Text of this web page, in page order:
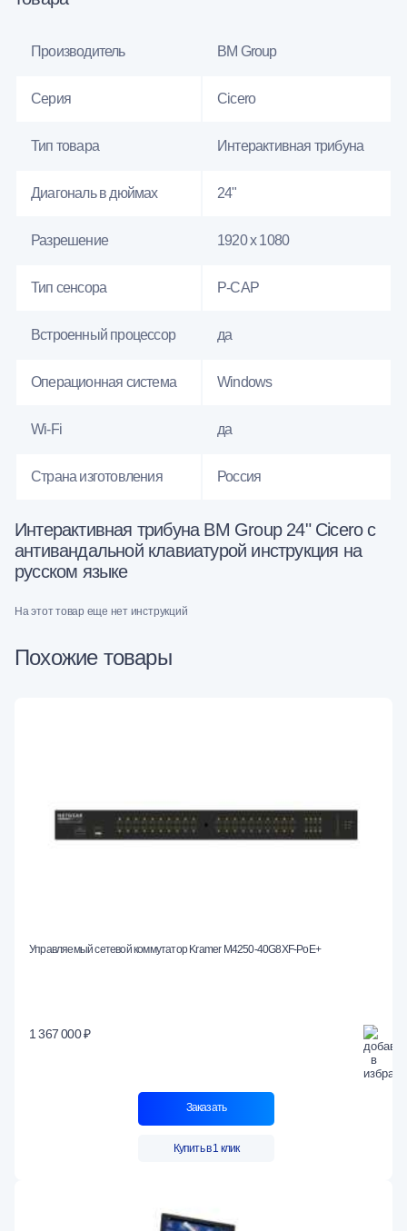
Производитель BM Group
Серия Cicero
Тип товара Интерактивная трибуна
Диагональ в дюймах 24"
Разрешение 1920 x 1080
Тип сенсора P-CAP
Встроенный процессор да
Операционная система Windows
Wi-Fi да
Страна изготовления Россия
Интерактивная трибуна BM Group 24" Cicero с
антивандальной клавиатурой инструкция на
русском языке
На этот товар еще нет инструкций
Похожие товары
Управляемый сетевой коммутатор Kramer M4250-40G8XF-PoE+
1 367 000 ₽
Заказать
Купить в 1 клик